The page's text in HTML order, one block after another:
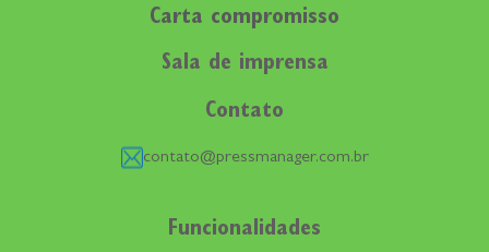
Carta compromisso
Sala de imprensa
Contato
contato@pressmanager.com.br
Funcionalidades